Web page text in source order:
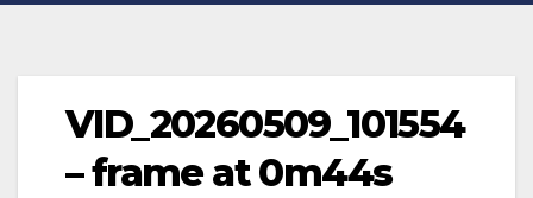
VID_20260509_101554
– frame at 0m44s